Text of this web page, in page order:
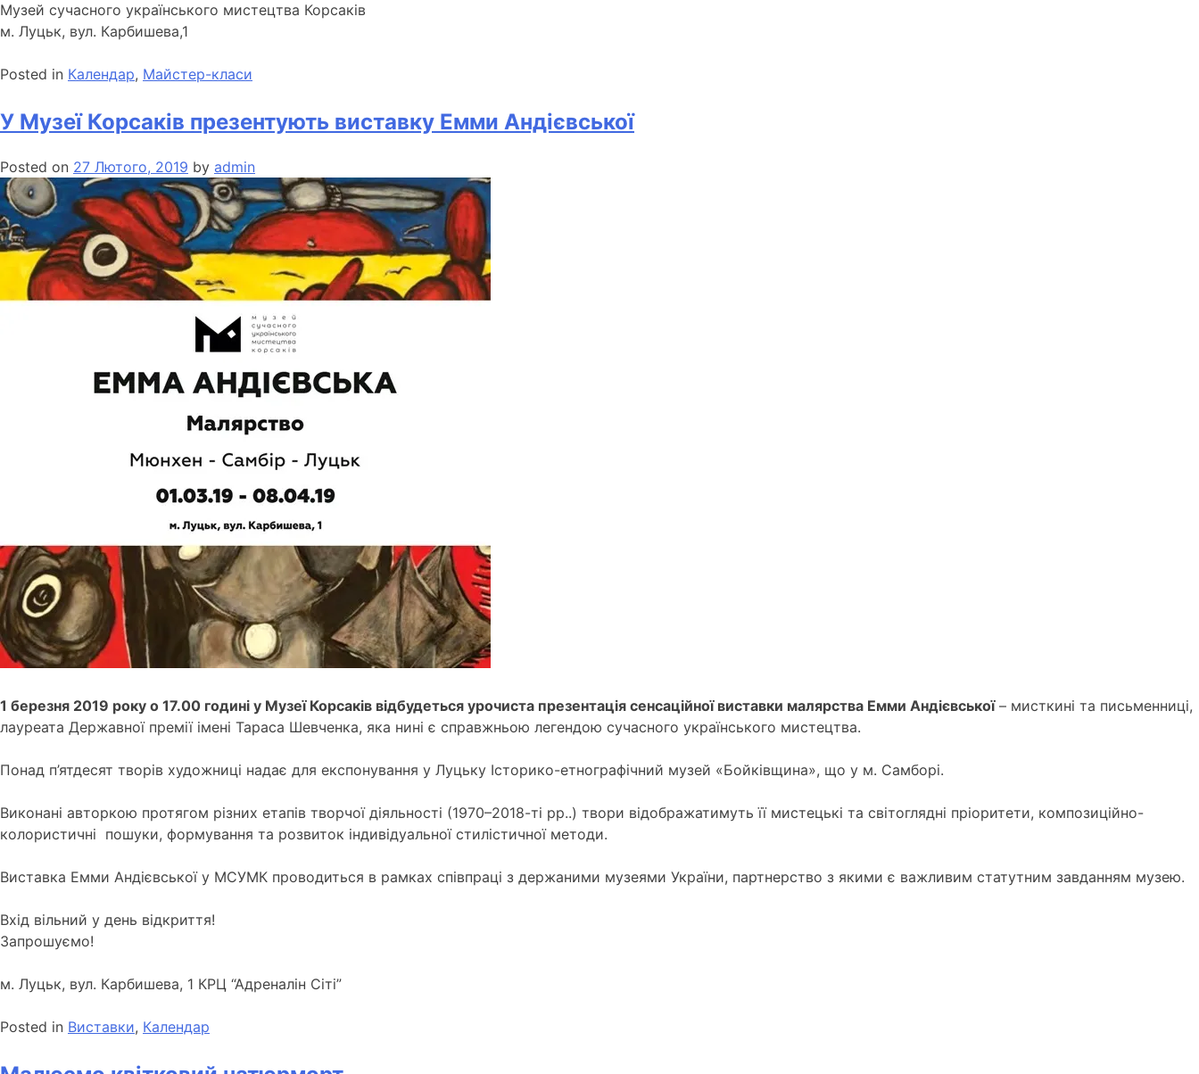
Музей сучасного українського мистецтва Корсаків
м. Луцьк, вул. Карбишева,1
Posted in Календар, Майстер-класи
У Музеї Корсаків презентують виставку Емми Андієвської
Posted on 27 Лютого, 2019 by admin
1 березня 2019 року о 17.00 годині у Музеї Корсаків відбудеться урочиста презентація сенсаційної виставки малярства Емми Андієвської– мисткині та письменниці,
лауреата Державної премії імені Тараса Шевченка, яка нині є справжньою легендою сучасного українського мистецтва.
Понад п’ятдесят творів художниці надає для експонування у Луцьку Історико-етнографічний музей «Бойківщина», що у м. Самборі.
Виконані авторкою протягом різних етапів творчої діяльності (1970–2018-ті рр..) твори відображатимуть її мистецькі та світоглядні пріоритети, композиційно-
колористичні пошуки, формування та розвиток індивідуальної стилістичної методи.
Виставка Емми Андієвської у МСУМК проводиться в рамках співпраці з держаними музеями України, партнерство з якими є важливим статутним завданням музею.
Вхід вільний у день відкриття!
Запрошуємо!
м. Луцьк, вул. Карбишева, 1 КРЦ “Адреналін Сіті”
Posted in Виставки, Календар